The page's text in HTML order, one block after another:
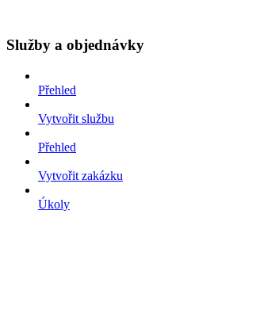
Služby a objednávky
Přehled
Vytvořit službu
Přehled
Vytvořit zakázku
Úkoly